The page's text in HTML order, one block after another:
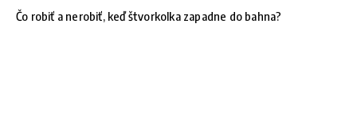
Čo robiť a nerobiť, keď štvorkolka zapadne do bahna?